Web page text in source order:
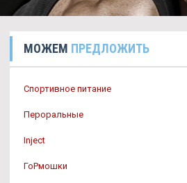
МОЖЕМ ПРЕДЛОЖИТЬ
Спортивное питание
Пероральные
Inject
ГоРмошки